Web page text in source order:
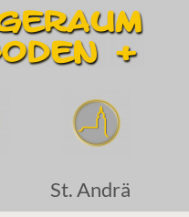
St. Andrä